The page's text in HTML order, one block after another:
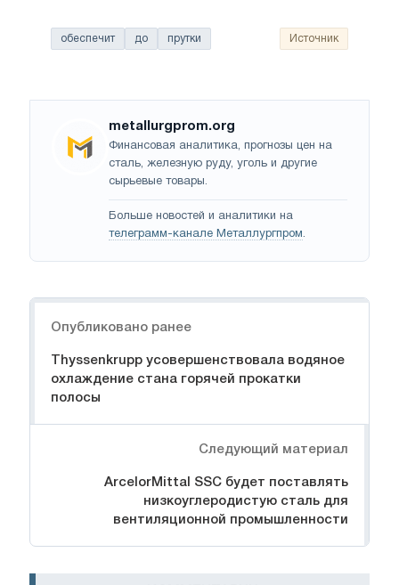
обеспечит до прутки Источник
metallurgprom.org
Финансовая аналитика, прогнозы цен на
сталь, железную руду, уголь и другие
сырьевые товары.
Больше новостей и аналитики на
телеграмм-канале Металлургпром.
Опубликовано ранее
Thyssenkrupp усовершенствовала водяное
охлаждение стана горячей прокатки
полосы
Следующий материал
ArcelorMittal SSC будет поставлять
низкоуглеродистую сталь для
вентиляционной промышленности